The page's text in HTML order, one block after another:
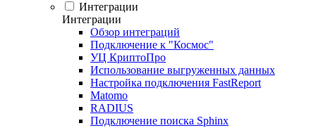
Интеграции
Интеграции
Обзор интеграций
Подключение к "Космос"
УЦ КриптоПро
Использование выгруженных данных
Настройка подключения FastReport
Matomo
RADIUS
Подключение поиска Sphinx